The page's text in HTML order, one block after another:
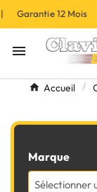
| Garantie 12

Accueil
Marque
Sélectionner